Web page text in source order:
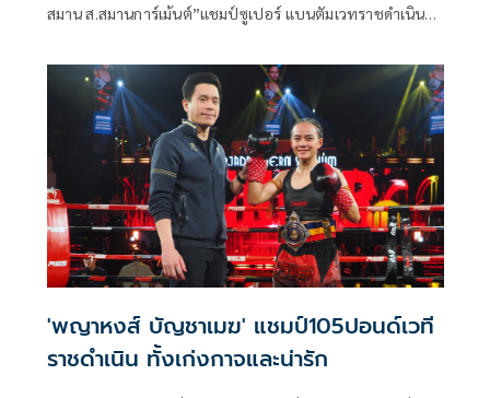
สมาน ส.สมานการ์เม้นต์”แชมป์ซูเปอร์ แบนตัมเวทราชดำเนิน
ก็คือ “ขุนศึกน้อย บูมเด็กเซียน” นักชกจากอำเภอกระนวน
จังหวัดขอนแก่น ซึ่งเป็นแฝดน้องของ ขุนศึกเล็ก บูมเด็กเซียน
เจ้าของตำแหน่งแชมป์ แบนตัมเวทราชดำเนิน ซึ่งหาก “ขุนศึก
น้อย” สามารถพลิกล็อคเอาชนะเพชรสมานและกลายเป็น
แชมป์คนใหม่ได้ก็จะสร้างประวัติศาสตร์หน้าใหม่กลายเป็นนัก
มวยคู่แฝดที่ครองแชมป์เวทีราชดำเนินพร้อมกันอีกด้วย
'พญาหงส์ บัญชาเมฆ' แชมป์105ปอนด์เวที
ราชดำเนิน ทั้งเก่งกาจและน่ารัก